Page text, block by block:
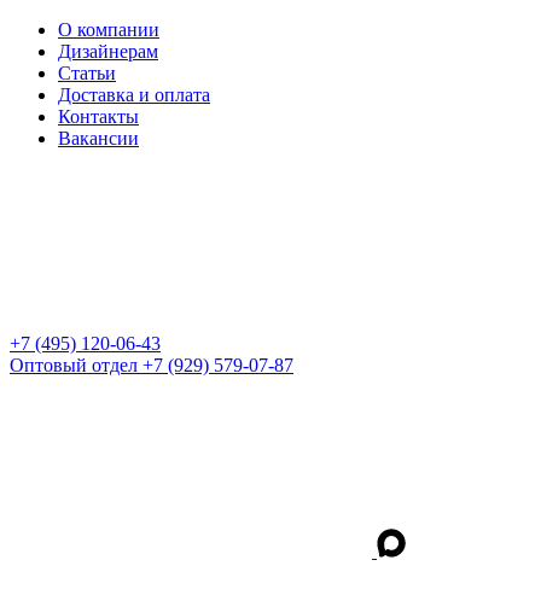
О компании
Дизайнерам
Статьи
Доставка и оплата
Контакты
Вакансии
+7 (495) 120-06-43
Оптовый отдел +7 (929) 579-07-87